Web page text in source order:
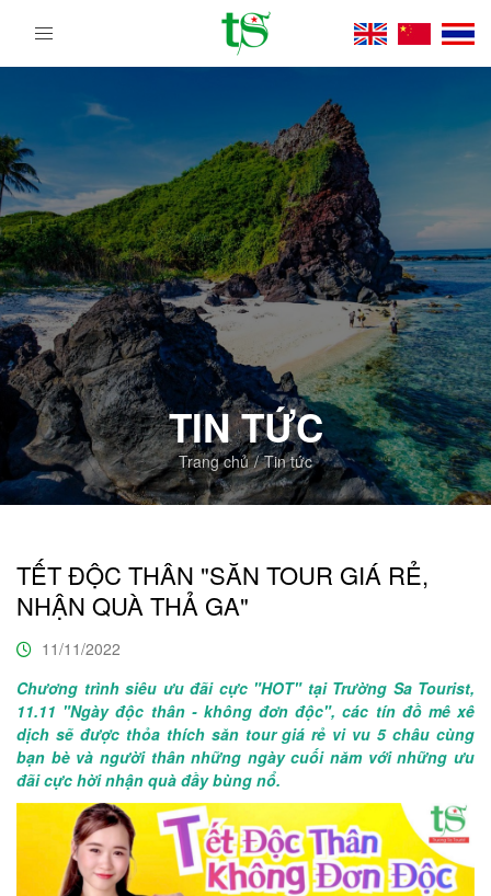
Tour
Việt
Nam
Từ
Bắc
Vào
Nam
|
Trường
Sa
Tourist
DMC
TIN TỨC
Trang chủ Tin tức
TẾT ĐỘC THÂN "SĂN TOUR GIÁ RẺ,
NHẬN QUÀ THẢ GA"
11/11/2022
Chương trình siêu ưu đãi cực "HOT" tại Trường Sa Tourist,
11.11 "Ngày độc thân - không đơn độc", các tín đồ mê xê
dịch sẽ được thỏa thích săn tour giá rẻ vi vu 5 châu cùng
bạn bè và người thân những ngày cuối năm với những ưu
đãi cực hời nhận quà đầy bùng nổ.